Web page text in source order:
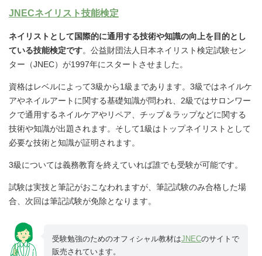
JNECネイリスト技能検定
ネイリストとして国際的に通用する技術や知識の向上を目的とし
ている技能検定です。公益財団法人日本ネイリスト検定試験セン
ター（JNEC）が1997年にスタートさせました。
資格はレベルによって3級から1級まであります。3級ではネイルケ
アやネイルアートに関する基礎知識が問われ、2級ではサロンワー
クで通用するネイルケアやリペア、チップ＆ラップなどに関する
技術や知識が出題されます。そして1級はトップネイリストとして
必要な技術と知識が証明されます。
3級については義務教育を終えていれば誰でも受験が可能です。
試験は実技と筆記がおこなわれますが、筆記試験のみ合格した場
合、次回は筆記試験が免除となります。
受験勉強のためのオフィシャル教材はJNECのサイトで
販売されています。